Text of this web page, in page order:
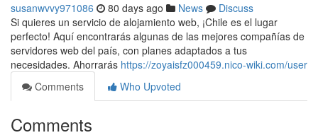
susanwvvy971086 80 days ago News
Discuss
Si quieres un servicio de alojamiento web, ¡Chile es el lugar
perfecto! Aquí encontrarás algunas de las mejores compañías de
servidores web del país, con planes adaptados a tus
necesidades. Ahorrarás https://zoyaisfz000459.nico-wiki.com/user
Comments
Who Upvoted
Comments